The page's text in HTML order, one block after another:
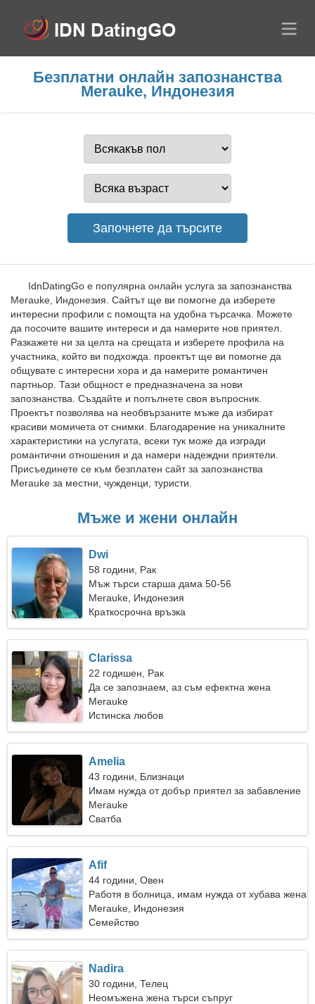
Безплатни онлайн запознанства
Merauke, Индонезия
IdnDatingGo е популярна онлайн услуга за запознанства
Merauke, Индонезия. Сайтът ще ви помогне да изберете
интересни профили с помощта на удобна търсачка. Можете
да посочите вашите интереси и да намерите нов приятел.
Разкажете ни за целта на срещата и изберете профила на
участника, който ви подхожда. проектът ще ви помогне да
общувате с интересни хора и да намерите романтичен
партньор. Тази общност е предназначена за нови
запознанства. Създайте и попълнете своя въпросник.
Проектът позволява на необвързаните мъже да избират
красиви момичета от снимки. Благодарение на уникалните
характеристики на услугата, всеки тук може да изгради
романтични отношения и да намери надеждни приятели.
Присъединете се към безплатен сайт за запознанства
Merauke за местни, чужденци, туристи.
Мъже и жени онлайн
Dwi
58 години, Рак
Мъж търси старша дама 50-56
Merauke, Индонезия
Краткосрочна връзка
Clarissa
22 годишен, Рак
Да се запознаем, аз съм ефектна жена
Merauke
Истинска любов
Amelia
43 години, Близнаци
Имам нужда от добър приятел за забавление
Merauke
Сватба
Afif
44 години, Овен
Работя в болница, имам нужда от хубава жена
Merauke, Индонезия
Семейство
Nadira
30 години, Телец
Неомъжена жена търси съпруг